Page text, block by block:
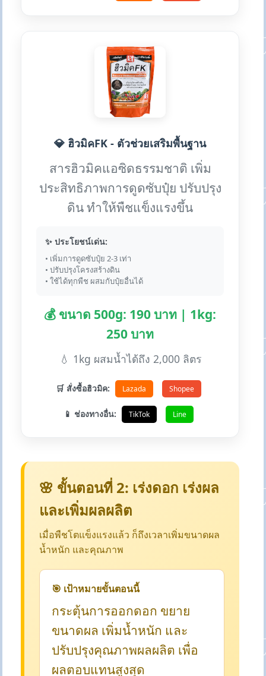
💎 ฮิวมิคFK - ตัวช่วยเสริมพื้นฐาน
สารฮิวมิคแอซิดธรรมชาติ เพิ่ม
ประสิทธิภาพการดูดซับปุ๋ย ปรับปรุง
ดิน ทำให้พืชแข็งแรงขึ้น
✨ ประโยชน์เด่น:
• เพิ่มการดูดซับปุ๋ย 2-3 เท่า
• ปรับปรุงโครงสร้างดิน
• ใช้ได้ทุกพืช ผสมกับปุ๋ยอื่นได้
💰 ขนาด 500g: 190 บาท | 1kg:
250 บาท
💧 1kg ผสมน้ำได้ถึง 2,000 ลิตร
🛒 สั่งซื้อฮิวมิค: Lazada Shopee
📱 ช่องทางอื่น: TikTok Line
🌸 ขั้นตอนที่ 2: เร่งดอก เร่งผล
และเพิ่มผลผลิต
เมื่อพืชโตแข็งแรงแล้ว ก็ถึงเวลาเพิ่มขนาดผล
น้ำหนัก และคุณภาพ
🎯 เป้าหมายขั้นตอนนี้
กระตุ้นการออกดอก ขยาย
ขนาดผล เพิ่มน้ำหนัก และ
ปรับปรุงคุณภาพผลผลิต เพื่อ
ผลตอบแทนสูงสุด